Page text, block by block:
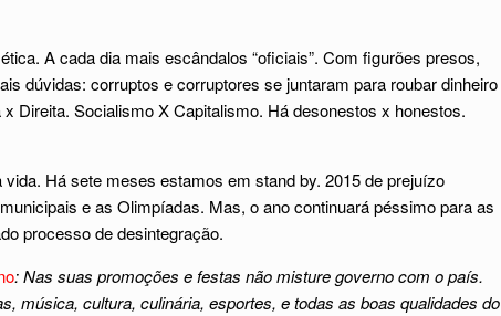
A cada dia mais escândalos “oficiais”. Com figurões presos,
dúvidas: corruptos e corruptores se juntaram para roubar dinheiro
Direita. Socialismo X Capitalismo. Há desonestos x honestos.
Há sete meses estamos em stand by. 2015 de prejuízo
e as Olimpíadas. Mas, o ano continuará péssimo para as
processo de desintegração.
: Nas suas promoções e festas não misture governo com o país.
música, cultura, culinária, esportes, e todas as boas qualidades do